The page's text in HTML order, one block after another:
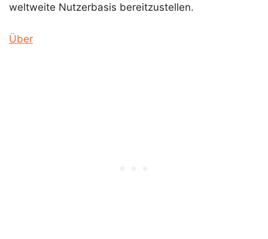
weltweite Nutzerbasis bereitzustellen.
Über